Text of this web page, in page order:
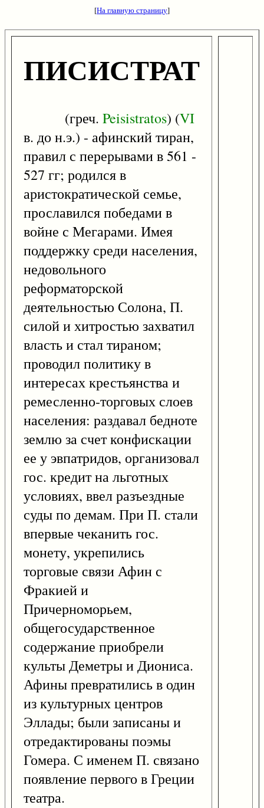
[На главную страницу]
ПИСИСТРАТ
(греч. Peisistratos) (VI
в. до н.э.) - афинский тиран,
правил с перерывами в 561 -
527 гг; родился в
аристократической семье,
прославился победами в
войне с Мегарами. Имея
поддержку среди населения,
недовольного
реформаторской
деятельностью Солона, П.
силой и хитростью захватил
власть и стал тираном;
проводил политику в
интересах крестьянства и
ремесленно-торговых слоев
населения: раздавал бедноте
землю за счет конфискации
ее у эвпатридов, организовал
гос. кредит на льготных
условиях, ввел разъездные
суды по демам. При П. стали
впервые чеканить гос.
монету, укрепились
торговые связи Афин с
Фракией и
Причерноморьем,
общегосударственное
содержание приобрели
культы Деметры и Диониса.
Афины превратились в один
из культурных центров
Эллады; были записаны и
отредактированы поэмы
Гомера. С именем П. связано
появление первого в Греции
театра.